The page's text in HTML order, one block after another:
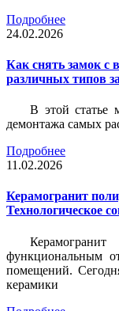
Подробнее
24.02.2026
Как снять замок с
различных типов
В этой статье
демонтажа самых
Подробнее
11.02.2026
Керамогранит
Технологическое
функциональным
помещений.
керамики